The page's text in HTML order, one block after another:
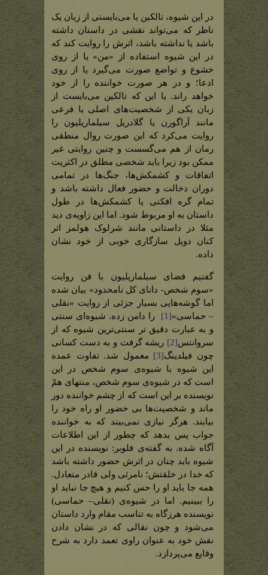
در این شیوه، تالکین یا می‌بایستی از زبان یک
ناظر که می‌تواند نقشی در داستان داشته
باشد یا نداشته باشد، اثرش را روایت کند که
در این شیوه استفاده از «من» یا از روی
خشوع و تواضع صورت می‌گیرد یا از روی
ادعا؛ و در هر صورت خواننده را از خود
خواهد راند. یا این که تالکین می‌بایست از
زبان یکی از شخصیت‌های اصلی یا فرعی
مانند آراگورن یا گلادریل سیلماریلیون را
روایت می‌کرد که این صورت روال منطقی
رمان از هم می‌گسست و چنین روایتی غیر
ممکن بود زیرا باید شخصی مطلق در اکثریت
اتفاقات و کشمکش‌ها، جنگ‌ها در تمامی
دوران دخالت و حضور فعال داشته باشد و
تمام گره افکنی یا کشمکش‌ها در طول
داستان به او مربوط شود. اما این زاویه‌ی دید
مثلا در داستانی مانند شرلوک هولمز اثر
کنان دویل سازگاری خوبی از خود نشان
داده.
گفتیم فضای سیلماریلیون با فن روایت
«سوم شخص- دانای کل نامحدود» بیان شده
اما گوشه‌هایی بسیار جزئی از روایت «نقلی
– حماسی»[1]
را دامن زده. شیوه‌ای سنتی
و به عبارت دقیق تر سنتی‌ترین شیوه که از
سروانتس[2]
ریشه گرفت و به دست کسانی
چون فیلدینگ[3]
معمول شد. تفاوت عمده
این شیوه با شیوه‌ی سوم شخص در این
است که در شیوه‌ی سوم شخص، منتهای همّ
نویسنده بر این است که از چشم خواننده دور
ماند و شخصیت‌ها بی حضور او راه خود را
بیابند. هرگز نیازی نمی‌بیند که به خواننده
جواب پس بدهد که چطور از این اطلاعات
آگاه شده. به گفته‌ی فلوبر: نویسنده در این
شیوه باید چنان در اثرش حضور داشته باشد
که خدا در خلقتش؛ نامرئی ولی قادر متعادل.
همه جا باید او را حس کنیم و هیچ جا نباید او
را ببینیم. اما در شیوه‌ی (نقلی– حماسی)
نویسنده هرزگاه به تناسب مقام وارد داستان
می‌شود و چون نقالی که در نشان دادن
نقش خود به عنوان راوی تعمد دارد به شرح
وقایع می‌پردازد.